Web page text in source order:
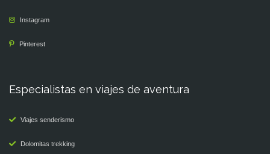
Instagram
Pinterest
Especialistas en viajes de aventura
Viajes senderismo
Dolomitas trekking